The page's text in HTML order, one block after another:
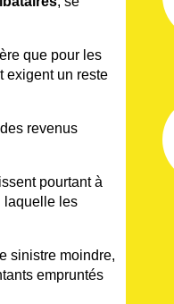
que pour les
exigent un reste
revenus
pourtant à
laquelle les
sinistre moindre,
empruntés